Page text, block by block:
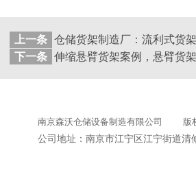
上一条
下一条
南京森沃仓储设备制造有限公司 版
公司地址：南京市江宁区江宁街道清